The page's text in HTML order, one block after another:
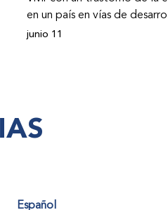
en un país en vías de
problemas se multiplican
Federación Mundial de
Programa de Ayuda
junio 11
Español